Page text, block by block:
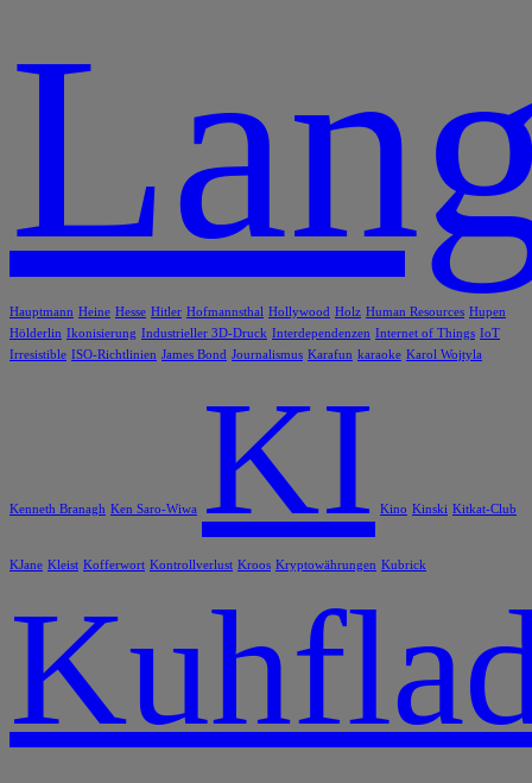
Hauptmann Heine Hesse Hitler Hofmannsthal Hollywood Holz Human Resources Hupen
Hölderlin Ikonisierung Industrieller 3D-Druck Interdependenzen Internet of Things IoT
Irresistible ISO-Richtlinien James Bond Journalismus Karafun karaoke Karol Wojtyla
Kenneth Branagh Ken Saro-Wiwa KI Kino Kinski Kitkat-Club
KJane Kleist Kofferwort Kontrollverlust Kroos Kryptowährungen Kubrick